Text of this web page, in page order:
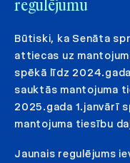
regulējumu
Būtiski, ka Senāta
attiecas uz
spēkā līdz
sauktās mantojuma
2025.gada 1.janvārī
mantojuma tiesību
Jaunais regulējums